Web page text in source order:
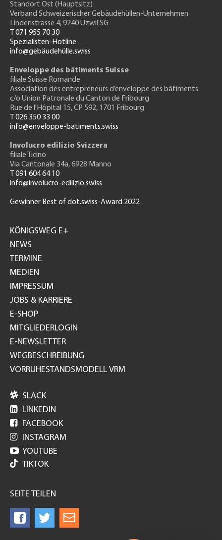
Standort Ost (Hauptsitz)
Verband Schweizerischer Gebäudehüllen-Unternehmen
Lindenstrasse 4, 9240 Uzwil SG
T 071 955 70 30
Spezialisten-Hotline
info@gebäudehülle.swiss
Enveloppe des bâtiments Suisse
filiale Suisse Romande
Association des entrepreneurs d’enveloppe des bâtiments
c/o Union Patronale du Canton de Fribourg
Rue de l'Hôpital 15, CP 592, 1701 Fribourg
T 026 350 33 00
info@enveloppe-batiments.swiss
Involucro edilizio Svizzera
filiale Ticino
Via Cantonale 34a, 6928 Manno
T 091 604 64 10
info@involucro-edilizio.swiss
Gewinner Best of dot.swiss-Award 2022
GH
KÖNIGSWEG E+
NEWS
TERMINE
MEDIEN
IMPRESSUM
JOBS & KARRIERE
E-SHOP
MITGLIEDERLOGIN
E-NEWSLETTER
WEGBESCHREIBUNG
VORRUHESTANDSMODELL VRM
 SLACK
 LINKEDIN
 FACEBOOK
 INSTAGRAM
 YOUTUBE
TIKTOK
SEITE TEILEN